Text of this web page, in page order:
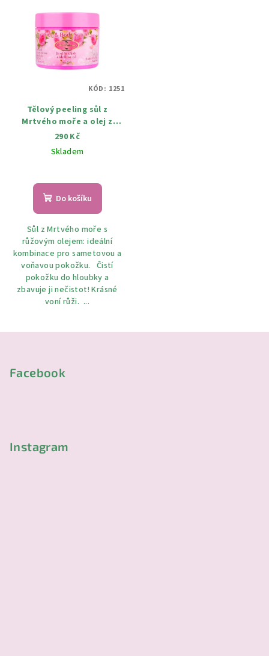
Tělový peeling sůl z
Mrtvého moře a olej z
bulharské růži 250 g
290 Kč
Skladem
Do košíku
Sůl z Mrtvého moře s
růžovým olejem: ideální
kombinace pro sametovou a
voňavou pokožku. Čistí
pokožku do hloubky a
zbavuje ji nečistot! Krásné
voní růži. ...
KÓD: 1251
Facebook
Instagram